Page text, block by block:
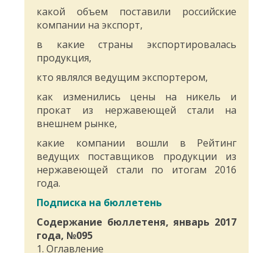
какой объем поставили российские
компании на экспорт,
в какие страны экспортировалась
продукция,
кто являлся ведущим экспортером,
как изменились цены на никель и
прокат из нержавеющей стали на
внешнем рынке,
какие компании вошли в Рейтинг
ведущих поставщиков продукции из
нержавеющей стали по итогам 2016
года.
Подписка на бюллетень
Содержание бюллетеня, январь 2017
года, №095
1. Оглавление